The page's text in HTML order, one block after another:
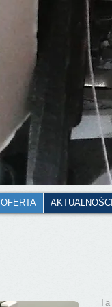
OFERTA
Tą